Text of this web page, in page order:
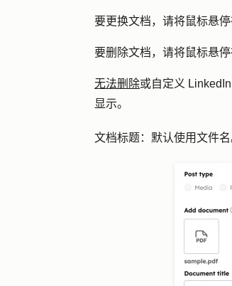
要更换文档，请将鼠标悬
要删除文档，请将鼠标悬
无法删除或自定义
显示。
文档标题： 默认使用文件